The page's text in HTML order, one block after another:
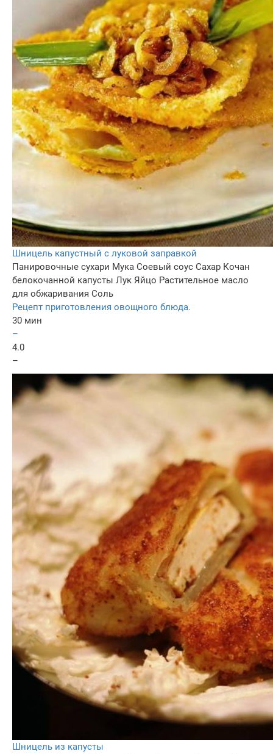
Шницель капустный с луковой заправкой
Панировочные сухари Мука Соевый соус Сахар Кочан
белокочанной капусты Лук Яйцо Растительное масло
для обжаривания Соль
Рецепт приготовления овощного блюда.
30 мин
–
4.0
–
Шницель из капусты